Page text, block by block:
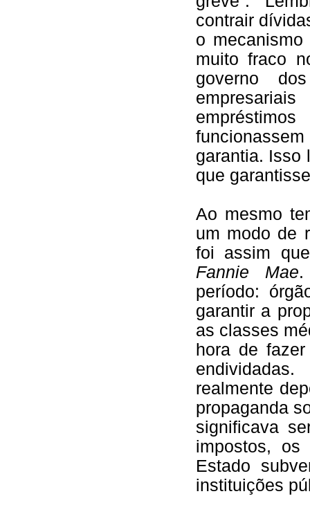
contrair
o
muito fraco
governo
garantia. Isso
que
Ao mesmo
um modo de
foi assim
Fannie Mae.
período:
garantir a
as classes
hora de
realmente
propaganda
significava
impostos,
Estado
instituições